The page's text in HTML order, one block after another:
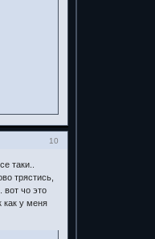
10
таки..
трястись,
вот чо это
как у меня